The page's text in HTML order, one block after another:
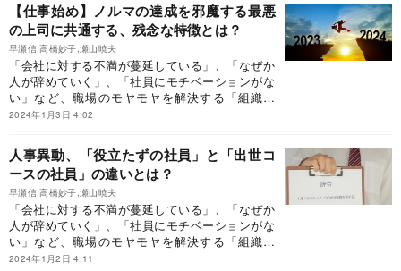
【仕事始め】ノルマの達成を邪魔する最悪
の上司に共通する、残念な特徴とは？
早瀬信,高橋妙子,瀬山暁夫
「会社に対する不満が蔓延している」、「なぜか
人が辞めていく」、「社員にモチベーションがな
い」など、職場のモヤモヤを解決する「組織開
発」のはじめ方を紹介します。
2024年1月3日 4:02
人事異動、「役立たずの社員」と「出世コ
ースの社員」の違いとは？
早瀬信,高橋妙子,瀬山暁夫
「会社に対する不満が蔓延している」、「なぜか
人が辞めていく」、「社員にモチベーションがな
い」など、職場のモヤモヤを解決する「組織開
発」のはじめ方を紹介します。
2024年1月2日 4:11